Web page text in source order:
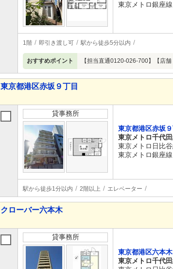
東京メトロ銀座
1階 即引き渡し可 駅から徒歩5分以内
おすすめポイント 【担当直通0120-026-700】【店
東京都港区赤坂９丁目
貸事務所
東京都港区赤坂９
東京メトロ千代
東京メトロ日比
東京メトロ銀座
駅から徒歩1分以内 2階以上 エレベーター
クローバー六本木
貸事務所
東京都港区六本
東京メトロ千代